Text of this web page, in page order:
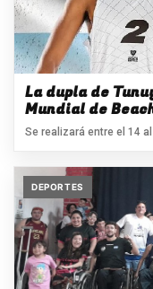
La dupla de
Mundial de
Se realizará entre el 14
DEPORTES